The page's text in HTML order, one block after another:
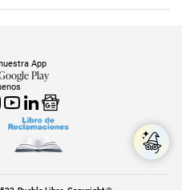
App
Play